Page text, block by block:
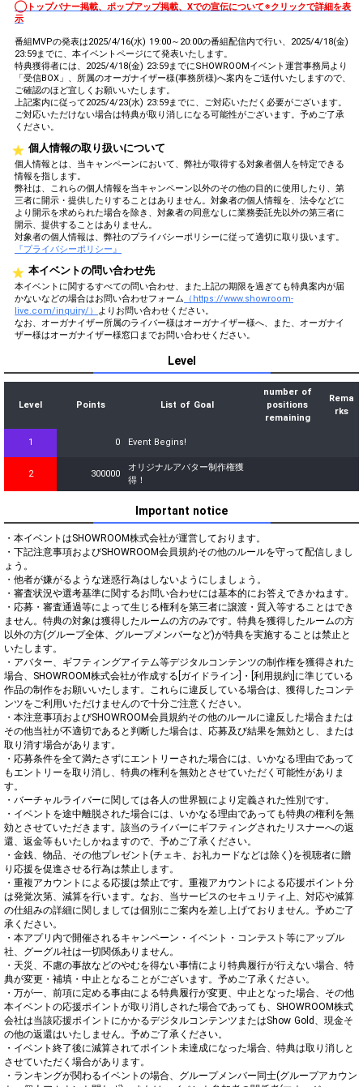
◯トップバナー掲載、ポップアップ掲載、Xでの宣伝について※クリックで詳細を表
示
番組MVPの発表は2025/4/16(水) 19:00～20:00の番組配信内で行い、2025/4/18(金)
23:59までに、本イベントページにて発表いたします。
特典獲得者には、2025/4/18(金) 23:59までにSHOWROOMイベント運営事務局より
「受信BOX」、所属のオーガナイザー様(事務所様)へ案内をご送付いたしますので、
ご確認のほど宜しくお願いいたします。
上記案内に従って2025/4/23(水) 23:59までに、ご対応いただく必要がございます。
ご対応いただけない場合は特典が取り消しになる可能性がございます。予めご了承
ください。
個人情報の取り扱いについて
個人情報とは、当キャンペーンにおいて、弊社が取得する対象者個人を特定できる
情報を指します。
弊社は、これらの個人情報を当キャンペーン以外のその他の目的に使用したり、第
三者に開示・提供したりすることはありません。対象者の個人情報を、法令などに
より開示を求められた場合を除き、対象者の同意なしに業務委託先以外の第三者に
開示、提供することはありません。
対象者の個人情報は、弊社のプライバシーポリシーに従って適切に取り扱います。
『プライバシーポリシー』
本イベントの問い合わせ先
本イベントに関するすべての問い合わせ、また上記の期限を過ぎても特典案内が届
かないなどの場合はお問い合わせフォーム （https://www.showroom-
live.com/inquiry/） よりお問い合わせください。
なお、オーガナイザー所属のライバー様はオーガナイザー様へ、また、オーガナイ
ザー様はオーガナイザー様窓口までお問い合わせください。
Level
Level Points List of Goal
number of
positions
remaining
Rema
rks
1 0 Event Begins!
2 300000
オリジナルアバター制作権獲
得！
Important notice
・本イベントはSHOWROOM株式会社が運営しております。
・下記注意事項およびSHOWROOM会員規約その他のルールを守って配信しまし
ょう。
・他者が嫌がるような迷惑行為はしないようにしましょう。
・審査状況や選考基準に関するお問い合わせには基本的にお答えできかねます。
・応募・審査通過等によって生じる権利を第三者に譲渡・質入等することはでき
ません。特典の対象は獲得したルームの方のみです。特典を獲得したルームの方
以外の方(グループ全体、グループメンバーなど)が特典を実施することは禁止と
いたします。
・アバター、ギフティングアイテム等デジタルコンテンツの制作権を獲得された
場合、SHOWROOM株式会社が作成する[ガイドライン]・[利用規約]に準じている
作品の制作をお願いいたします。これらに違反している場合は、獲得したコンテ
ンツをご利用いただけませんので十分ご注意ください。
・本注意事項およびSHOWROOM会員規約その他のルールに違反した場合または
その他当社が不適切であると判断した場合は、応募及び結果を無効とし、または
取り消す場合があります。
・応募条件を全て満たさずにエントリーされた場合には、いかなる理由であって
もエントリーを取り消し、特典の権利を無効とさせていただく可能性がありま
す。
・バーチャルライバーに関しては各人の世界観により定義された性別です。
・イベントを途中離脱された場合には、いかなる理由であっても特典の権利を無
効とさせていただきます。該当のライバーにギフティングされたリスナーへの返
還、返金等もいたしかねますので、予めご了承ください。
・金銭、物品、その他プレゼント(チェキ、お礼カードなどは除く)を視聴者に贈
り応援を促進させる行為は禁止します。
・重複アカウントによる応援は禁止です。重複アカウントによる応援ポイント分
は発覚次第、減算を行います。なお、当サービスのセキュリティ上、対応や減算
の仕組みの詳細に関しましては個別にご案内を差し上げておりません。予めご了
承ください。
・本アプリ内で開催されるキャンペーン・イベント・コンテスト等にアップル
社、グーグル社は一切関係ありません。
・天災、不慮の事故などのやむを得ない事情により特典履行が行えない場合、特
典が変更・補填・中止となることがございます。予めご了承ください。
・万が一、前項に定める事由による特典履行が変更、中止となった場合、その他
本イベントの応援ポイントが取り消しされた場合であっても、SHOWROOM株式
会社は当該応援ポイントにかかるデジタルコンテンツまたはShow Gold、現金そ
の他の返還はいたしません。予めご了承ください。
・イベント終了後に減算されてポイント未達成になった場合、特典は取り消しと
させていただく場合があります。
・ランキングが関わるイベントの場合、グループメンバー同士(グループアカウン